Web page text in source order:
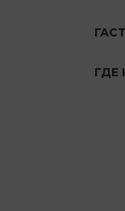
ГДЕ